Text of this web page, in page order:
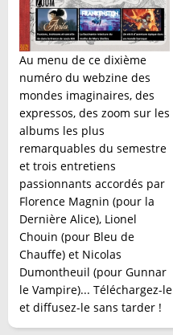
Au menu de ce dixième
numéro du webzine des
mondes imaginaires, des
expressos, des zoom sur les
albums les plus
remarquables du semestre
et trois entretiens
passionnants accordés par
Florence Magnin (pour la
Dernière Alice), Lionel
Chouin (pour Bleu de
Chauffe) et Nicolas
Dumontheuil (pour Gunnar
le Vampire)... Téléchargez-le
et diffusez-le sans tarder !